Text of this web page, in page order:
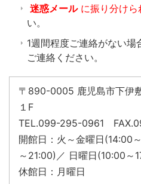
迷惑メール に振り分け
い。
1週間程度ご連絡がない
ご連絡ください。
〒890-0005 鹿児島市下伊
１F
TEL.099-295-0961
開館日：火～金曜日(14:00
～21:00)／ 日曜日(10:00～
休館日：月曜日